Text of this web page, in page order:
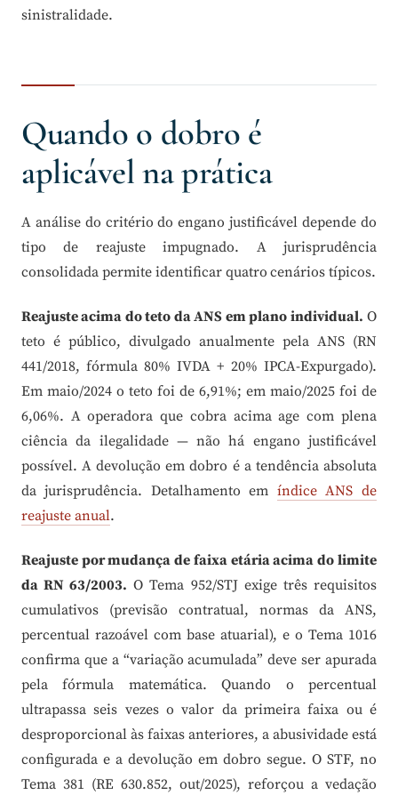
sinistralidade.
Quando o dobro é
aplicável na prática
A análise do critério do engano justificável depende do
tipo de reajuste impugnado. A jurisprudência
consolidada permite identificar quatro cenários típicos.
Reajuste acima do teto da ANS em plano individual. O
teto é público, divulgado anualmente pela ANS (RN
441/2018, fórmula 80% IVDA + 20% IPCA-Expurgado).
Em maio/2024 o teto foi de 6,91%; em maio/2025 foi de
6,06%. A operadora que cobra acima age com plena
ciência da ilegalidade — não há engano justificável
possível. A devolução em dobro é a tendência absoluta
da jurisprudência. Detalhamento em índice ANS de
reajuste anual.
Reajuste por mudança de faixa etária acima do limite
da RN 63/2003. O Tema 952/STJ exige três requisitos
cumulativos (previsão contratual, normas da ANS,
percentual razoável com base atuarial), e o Tema 1016
confirma que a “variação acumulada” deve ser apurada
pela fórmula matemática. Quando o percentual
ultrapassa seis vezes o valor da primeira faixa ou é
desproporcional às faixas anteriores, a abusividade está
configurada e a devolução em dobro segue. O STF, no
Tema 381 (RE 630.852, out/2025), reforçou a vedação